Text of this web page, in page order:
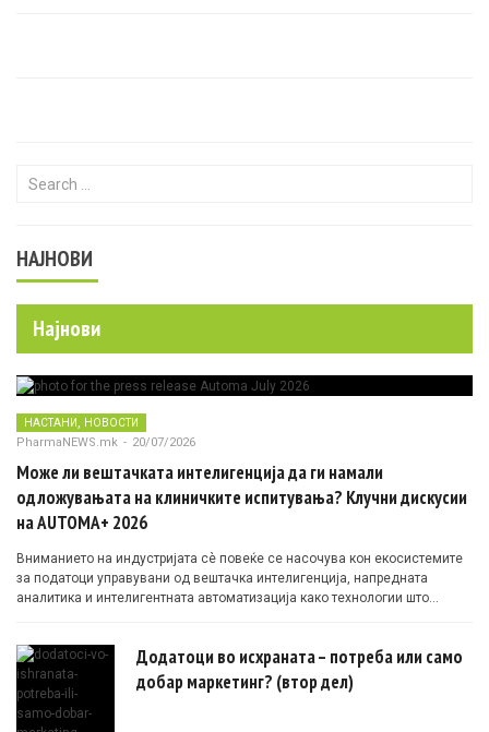
Search for:
НАЈНОВИ
Најнови
НАСТАНИ, НОВОСТИ
PharmaNEWS.mk - 20/07/2026
Може ли вештачката интелигенција да ги намали
одложувањата на клиничките испитувања? Клучни дискусии
на AUTOMA+ 2026
Вниманието на индустријата сè повеќе се насочува кон екосистемите
за податоци управувани од вештачка интелигенција, напредната
аналитика и интелигентната автоматизација како технологии што
Додатоци во исхраната – потреба или само
добар маркетинг? (втор дел)